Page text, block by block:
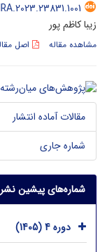
زیبا کاظم پور
مشاهده مقاله اصل
مقالات آماده انتشار
شماره جاری
شماره‌های پیشین
دوره 4 (1405)